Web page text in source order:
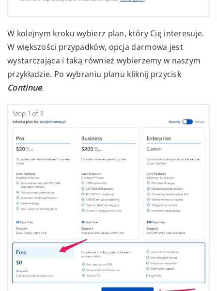
W kolejnym kroku wybierz plan, który Cię interesuje.
W większości przypadków, opcja darmowa jest
wystarczająca i taką również wybierzemy w naszym
przykładzie. Po wybraniu planu kliknij przycisk
Continue.